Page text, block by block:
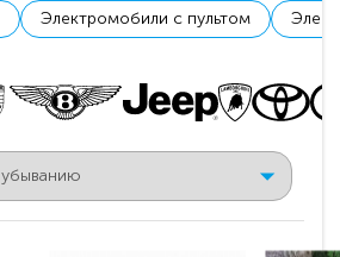
Электромобили с пультом